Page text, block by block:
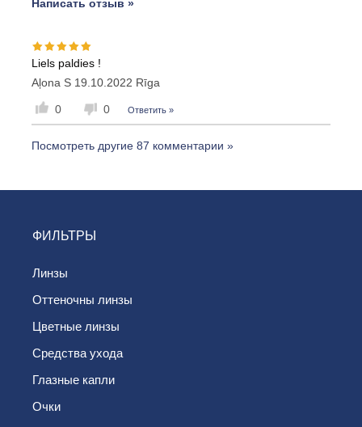
Написать отзыв »
Liels paldies !
Aļona S 19.10.2022 Rīga
0 0 Ответить »
Посмотреть другие 87 комментарии »
ФИЛЬТРЫ
Линзы
Oттеночны линзы
Цветные линзы
Средства ухода
Глазные капли
Очки